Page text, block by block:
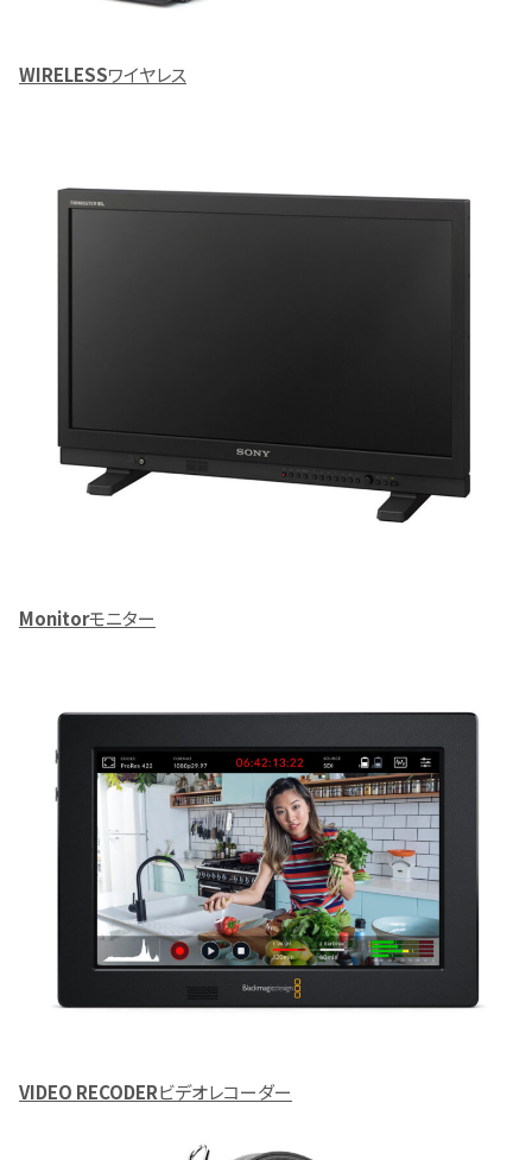
WIRELESSワイヤレス
Monitorモニター
VIDEO RECODERビデオレコーダー